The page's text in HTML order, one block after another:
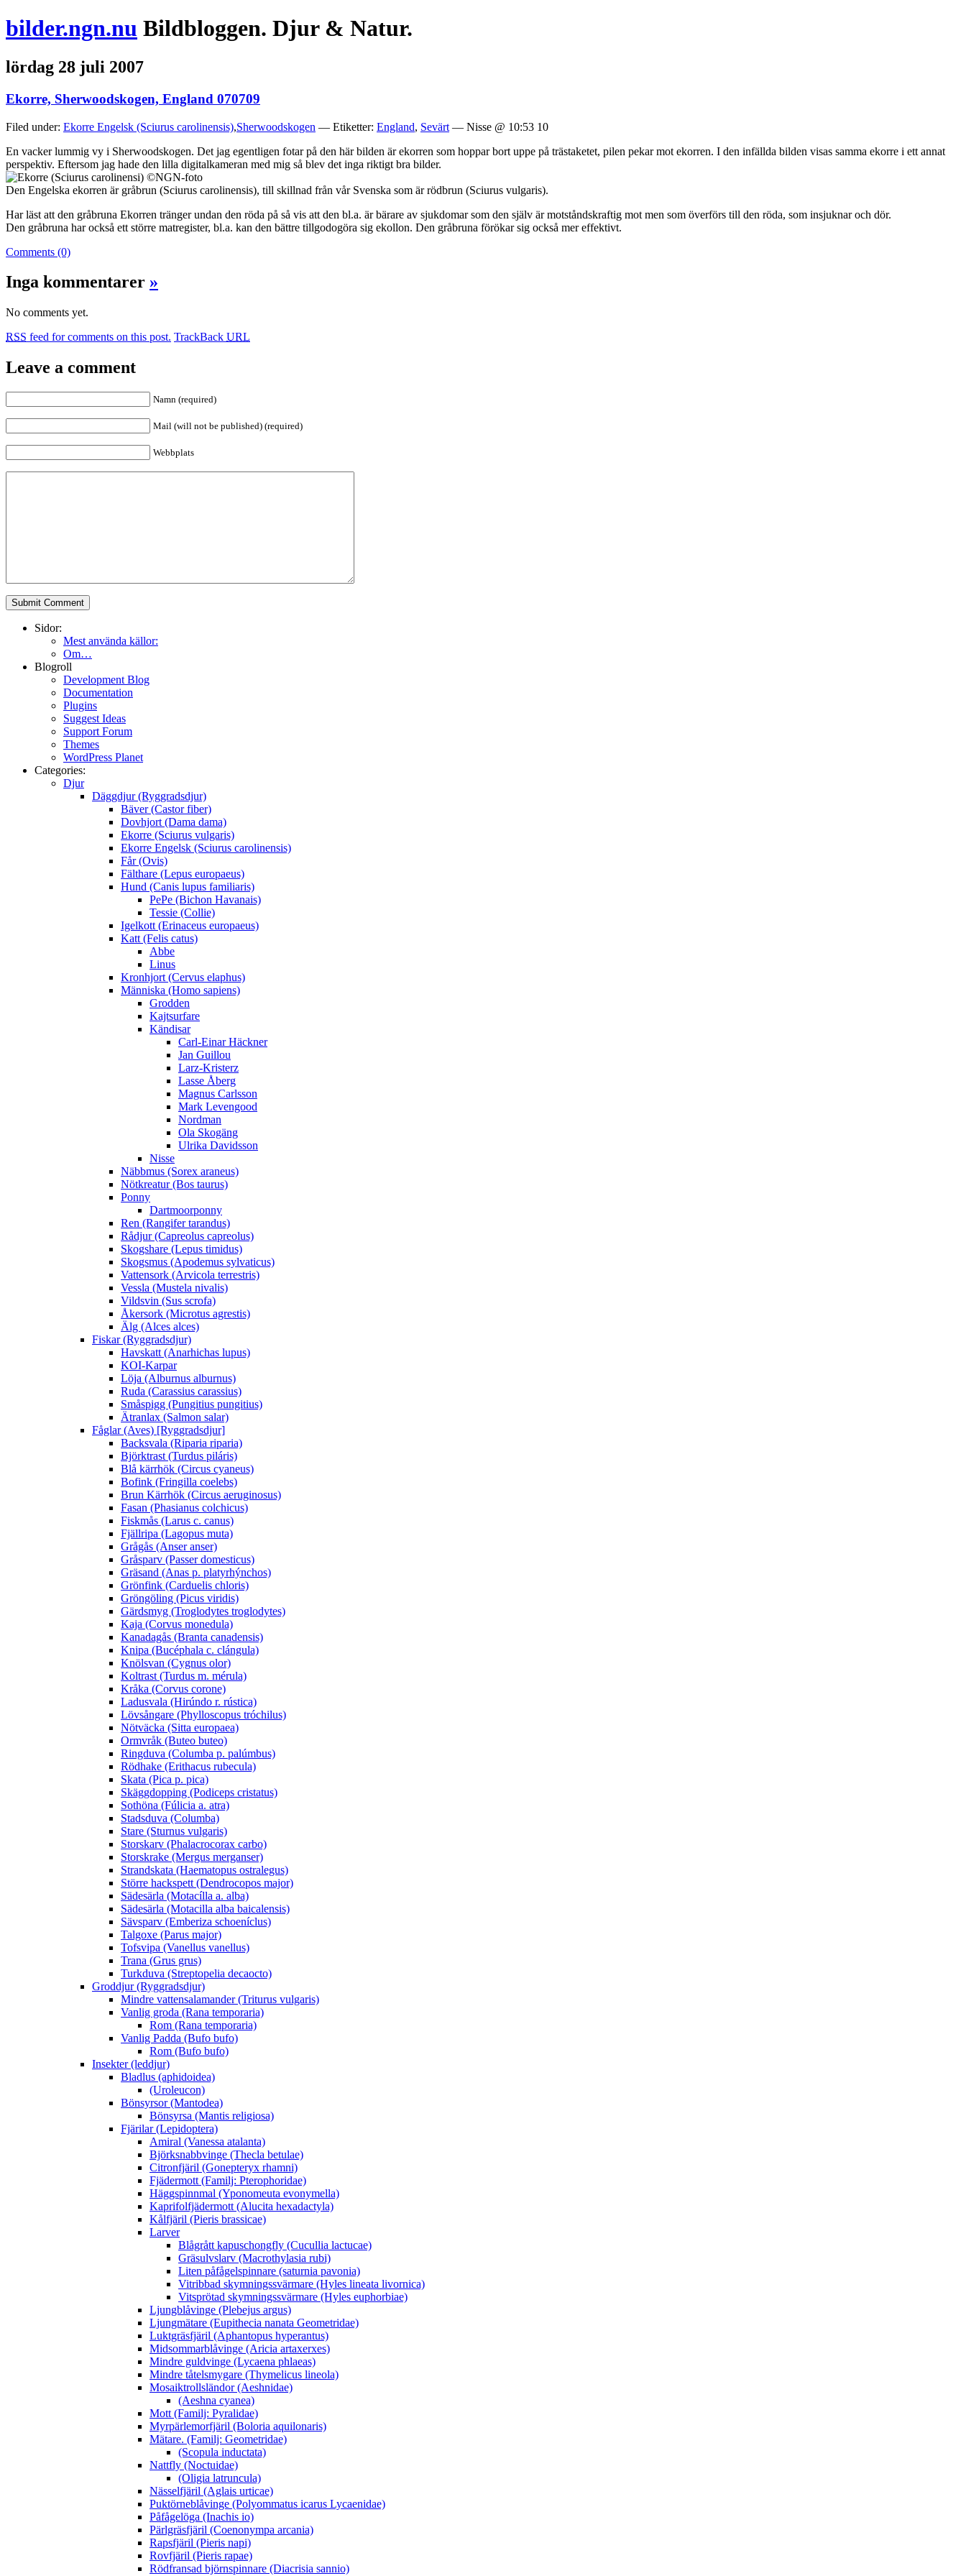
bilder.ngn.nu Bildbloggen. Djur & Natur.
lördag 28 juli 2007
Ekorre, Sherwoodskogen, England 070709
Filed under: Ekorre Engelsk (Sciurus carolinensis),Sherwoodskogen — Etiketter: England, Sevärt — Nisse @ 10:53 10
En vacker lummig vy i Sherwoodskogen. Det jag egentligen fotar på den här bilden är ekorren som hoppar bort uppe på trästaketet, pilen pekar mot ekorren. I den infällda bilden visas samma ekorre i ett annat
perspektiv. Eftersom jag hade den lilla digitalkameran med mig så blev det inga riktigt bra bilder.
Den Engelska ekorren är gråbrun (Sciurus carolinensis), till skillnad från vår Svenska som är rödbrun (Sciurus vulgaris).
Har läst att den gråbruna Ekorren tränger undan den röda på så vis att den bl.a. är bärare av sjukdomar som den själv är motståndskraftig mot men som överförs till den röda, som insjuknar och dör.
Den gråbruna har också ett större matregister, bl.a. kan den bättre tillgodogöra sig ekollon. Den gråbruna förökar sig också mer effektivt.
Comments (0)
Inga kommentarer »
No comments yet.
RSS feed for comments on this post. TrackBack URL
Leave a comment
Namn (required)
Mail (will not be published) (required)
Webbplats
Sidor:
Mest använda källor:
Om…
Blogroll
Development Blog
Documentation
Plugins
Suggest Ideas
Support Forum
Themes
WordPress Planet
Categories:
Djur
Däggdjur (Ryggradsdjur)
Bäver (Castor fiber)
Dovhjort (Dama dama)
Ekorre (Sciurus vulgaris)
Ekorre Engelsk (Sciurus carolinensis)
Får (Ovis)
Fälthare (Lepus europaeus)
Hund (Canis lupus familiaris)
PePe (Bichon Havanais)
Tessie (Collie)
Igelkott (Erinaceus europaeus)
Katt (Felis catus)
Abbe
Linus
Kronhjort (Cervus elaphus)
Människa (Homo sapiens)
Grodden
Kajtsurfare
Kändisar
Carl-Einar Häckner
Jan Guillou
Larz-Kristerz
Lasse Åberg
Magnus Carlsson
Mark Levengood
Nordman
Ola Skogäng
Ulrika Davidsson
Nisse
Näbbmus (Sorex araneus)
Nötkreatur (Bos taurus)
Ponny
Dartmoorponny
Ren (Rangifer tarandus)
Rådjur (Capreolus capreolus)
Skogshare (Lepus timidus)
Skogsmus (Apodemus sylvaticus)
Vattensork (Arvicola terrestris)
Vessla (Mustela nivalis)
Vildsvin (Sus scrofa)
Åkersork (Microtus agrestis)
Älg (Alces alces)
Fiskar (Ryggradsdjur)
Havskatt (Anarhichas lupus)
KOI-Karpar
Löja (Alburnus alburnus)
Ruda (Carassius carassius)
Småspigg (Pungitius pungitius)
Ätranlax (Salmon salar)
Fåglar (Aves) [Ryggradsdjur]
Backsvala (Riparia riparia)
Björktrast (Turdus piláris)
Blå kärrhök (Circus cyaneus)
Bofink (Fringilla coelebs)
Brun Kärrhök (Circus aeruginosus)
Fasan (Phasianus colchicus)
Fiskmås (Larus c. canus)
Fjällripa (Lagopus muta)
Grågås (Anser anser)
Gråsparv (Passer domesticus)
Gräsand (Anas p. platyrhýnchos)
Grönfink (Carduelis chloris)
Gröngöling (Picus viridis)
Gärdsmyg (Troglodytes troglodytes)
Kaja (Corvus monedula)
Kanadagås (Branta canadensis)
Knipa (Bucéphala c. clángula)
Knölsvan (Cygnus olor)
Koltrast (Turdus m. mérula)
Kråka (Corvus corone)
Ladusvala (Hirúndo r. rústica)
Lövsångare (Phylloscopus tróchilus)
Nötväcka (Sitta europaea)
Ormvråk (Buteo buteo)
Ringduva (Columba p. palúmbus)
Rödhake (Erithacus rubecula)
Skata (Pica p. pica)
Skäggdopping (Podiceps cristatus)
Sothöna (Fúlicia a. atra)
Stadsduva (Columba)
Stare (Sturnus vulgaris)
Storskarv (Phalacrocorax carbo)
Storskrake (Mergus merganser)
Strandskata (Haematopus ostralegus)
Större hackspett (Dendrocopos major)
Sädesärla (Motacílla a. alba)
Sädesärla (Motacilla alba baicalensis)
Sävsparv (Emberiza schoeníclus)
Talgoxe (Parus major)
Tofsvipa (Vanellus vanellus)
Trana (Grus grus)
Turkduva (Streptopelia decaocto)
Groddjur (Ryggradsdjur)
Mindre vattensalamander (Triturus vulgaris)
Vanlig groda (Rana temporaria)
Rom (Rana temporaria)
Vanlig Padda (Bufo bufo)
Rom (Bufo bufo)
Insekter (leddjur)
Bladlus (aphidoidea)
(Uroleucon)
Bönsyrsor (Mantodea)
Bönsyrsa (Mantis religiosa)
Fjärilar (Lepidoptera)
Amiral (Vanessa atalanta)
Björksnabbvinge (Thecla betulae)
Citronfjäril (Gonepteryx rhamni)
Fjädermott (Familj: Pterophoridae)
Häggspinnmal (Yponomeuta evonymella)
Kaprifolfjädermott (Alucita hexadactyla)
Kålfjäril (Pieris brassicae)
Larver
Blågrått kapuschongfly (Cucullia lactucae)
Gräsulvslarv (Macrothylasia rubi)
Liten påfågelspinnare (saturnia pavonia)
Vitribbad skymningssvärmare (Hyles lineata livornica)
Vitsprötad skymningssvärmare (Hyles euphorbiae)
Ljungblåvinge (Plebejus argus)
Ljungmätare (Eupithecia nanata Geometridae)
Luktgräsfjäril (Aphantopus hyperantus)
Midsommarblåvinge (Aricia artaxerxes)
Mindre guldvinge (Lycaena phlaeas)
Mindre tåtelsmygare (Thymelicus lineola)
Mosaiktrollsländor (Aeshnidae)
(Aeshna cyanea)
Mott (Familj: Pyralidae)
Myrpärlemorfjäril (Boloria aquilonaris)
Mätare. (Familj: Geometridae)
(Scopula inductata)
Nattfly (Noctuidae)
(Oligia latruncula)
Nässelfjäril (Aglais urticae)
Puktörneblåvinge (Polyommatus icarus Lycaenidae)
Påfågelöga (Inachis io)
Pärlgräsfjäril (Coenonympa arcania)
Rapsfjäril (Pieris napi)
Rovfjäril (Pieris rapae)
Rödfransad björnspinnare (Diacrisia sannio)